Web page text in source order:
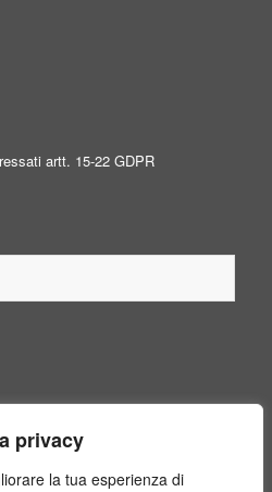
privacy
la tua esperienza di
artt. 15-22 GDPR
non obbligatorio, per legge, per il